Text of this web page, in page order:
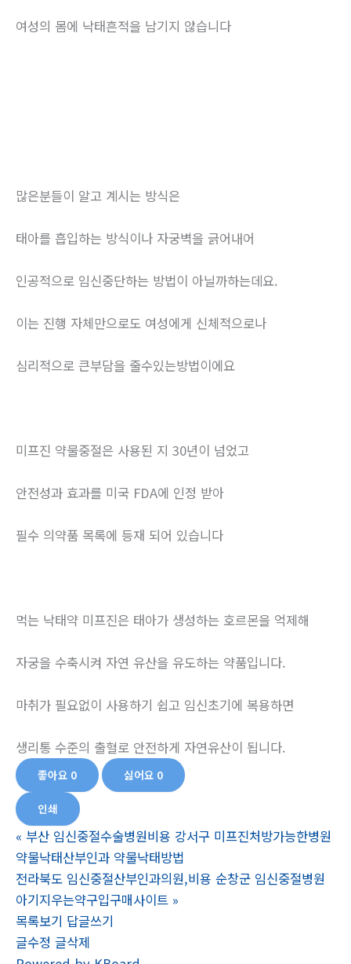
여성의 몸에 낙태흔적을 남기지 않습니다
많은분들이 알고 계시는 방식은
태아를 흡입하는 방식이나 자궁벽을 긁어내어
인공적으로 임신중단하는 방법이 아닐까하는데요.
이는 진행 자체만으로도 여성에게 신체적으로나
심리적으로 큰부담을 줄수있는방법이에요
미프진 약물중절은 사용된 지 30년이 넘었고
안전성과 효과를 미국 FDA에 인정 받아
필수 의약품 목록에 등재 되어 있습니다
먹는 낙태약 미프진은 태아가 생성하는 호르몬을 억제해
자궁을 수축시켜 자연 유산을 유도하는 약품입니다.
마취가 필요없이 사용하기 쉽고 임신초기에 복용하면
생리통 수준의 출혈로 안전하게 자연유산이 됩니다.
좋아요 0 싫어요 0
인쇄
« 부산 임신중절수술병원비용 강서구 미프진처방가능한병원
약물낙태산부인과 약물낙­태방법
전라북도 임신중절산부인과의원,비용 순창군 임신중절병원
아기지우는약구입구매사이트 »
목록보기 답글쓰기
글수정 글삭제